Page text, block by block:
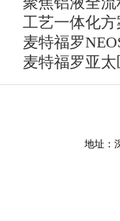
工艺一体化
麦特福罗
麦特福罗亚太
地址：